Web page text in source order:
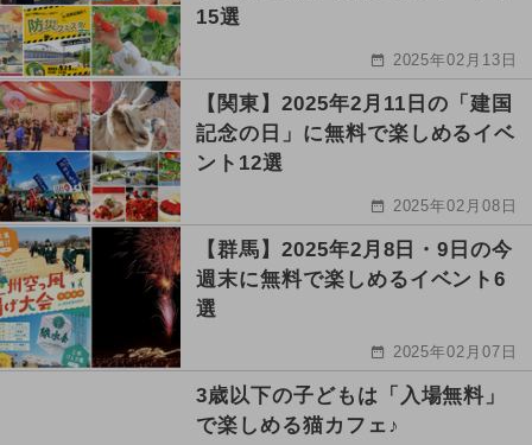
15選
2025年02月13日
【関東】2025年2月11日の「建国
記念の日」に無料で楽しめるイベ
ント12選
2025年02月08日
【群馬】2025年2月8日・9日の今
週末に無料で楽しめるイベント6
選
2025年02月07日
3歳以下の子どもは「入場無料」
で楽しめる猫カフェ♪